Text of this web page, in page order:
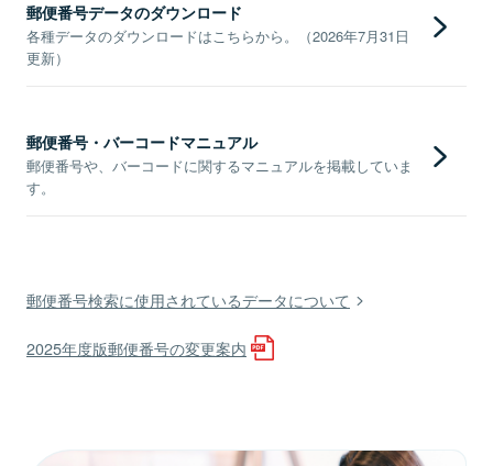
郵便番号データのダウンロード
各種データのダウンロードはこちらから。（2026年7月31日
更新）
郵便番号・バーコードマニュアル
郵便番号や、バーコードに関するマニュアルを掲載していま
す。
郵便番号検索に使用されているデータについて
2025年度版郵便番号の変更案内